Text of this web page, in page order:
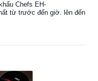
Chefs EH-
từ trước đến giờ. lên đến